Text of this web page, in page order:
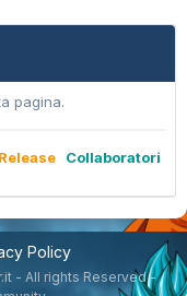
pagina.
Collaboratori
Policy
- All rights Reserved -